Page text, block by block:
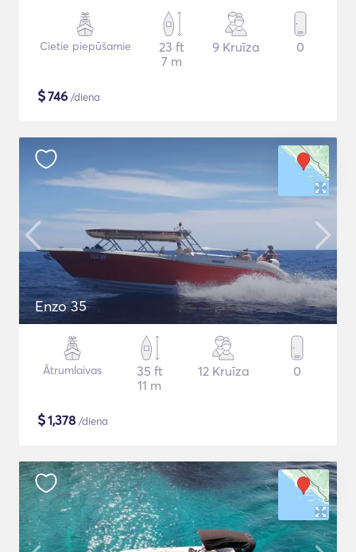
Cietie piepūšamie
23 ft
7 m
9 Kruīza 0
$746 /diena
Enzo 35
Ātrumlaivas
35 ft
11 m
12 Kruīza 0
$1,378 /diena